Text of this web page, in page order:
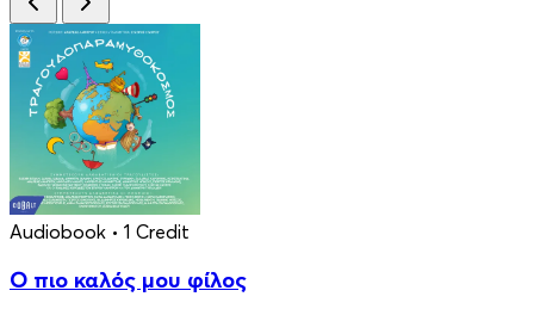
Audiobook • 1 Credit
Ο πιο καλός μου φίλος